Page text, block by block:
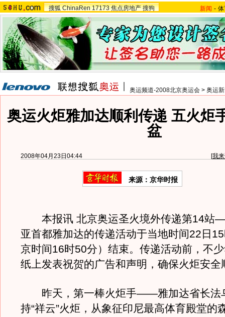
搜狐 ChinaRen 17173 焦点房地产 搜狗 新闻 -
奥运频道-2008北京奥运会 > 奥运
奥运火炬雅加达顺利传递 五火炬
盆
2008年04月23日04:44 [我
来源：京华时报
本报讯 北京奥运圣火境外传递第14站
亚首都雅加达的传递活动于当地时间22日
京时间16时50分）结束。传递活动前，不
纸上发表祝贺的广告和声明，确保火炬安全
昨天，第一棒火炬手——雅加达省长法
持“祥云”火炬，从象征印尼最高体育殿堂的